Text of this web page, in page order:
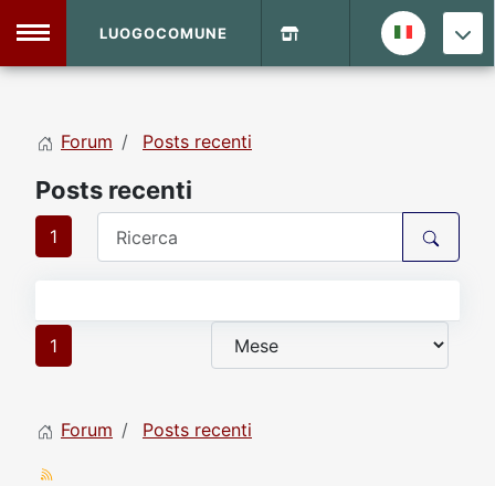
DVD Shop
Sito
Vecchio Sito
LUOGOCOMUNE
Forum Posts recenti
Posts recenti
1
1
Forum Posts recenti